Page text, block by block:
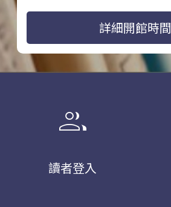
詳細開館時間
group
讀者登入